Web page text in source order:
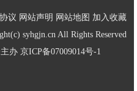
议 网站声明 网站地图 加入收藏
syhgjn.cn All Rights Reserved
办 京ICP备07009014号-1